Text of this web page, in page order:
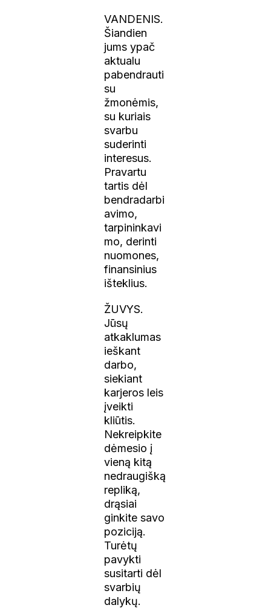
VANDENIS.
Šiandien
jums ypač
aktualu
pabendrauti
su
žmonėmis,
su kuriais
svarbu
suderinti
interesus.
Pravartu
tartis dėl
bendradarbi
avimo,
tarpininkavi
mo, derinti
nuomones,
finansinius
išteklius.
ŽUVYS.
Jūsų
atkaklumas
ieškant
darbo,
siekiant
karjeros leis
įveikti
kliūtis.
Nekreipkite
dėmesio į
vieną kitą
nedraugišką
repliką,
drąsiai
ginkite savo
poziciją.
Turėtų
pavykti
susitarti dėl
svarbių
dalykų.